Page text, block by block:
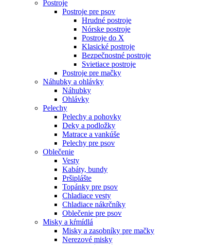
Postroje
Postroje pre psov
Hrudné postroje
Nórske postroje
Postroje do X
Klasické postroje
Bezpečnostné postroje
Svietiace postroje
Postroje pre mačky
Náhubky a ohlávky
Náhubky
Ohlávky
Pelechy
Pelechy a pohovky
Deky a podložky
Matrace a vankúše
Pelechy pre psov
Oblečenie
Vesty
Kabáty, bundy
Pršiplášte
Topánky pre psov
Chladiace vesty
Chladiace nákrčníky
Oblečenie pre psov
Misky a kŕmídlá
Misky a zasobníky pre mačky
Nerezové misky